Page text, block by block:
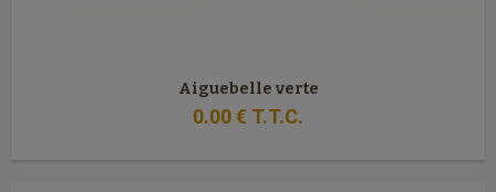
Aiguebelle verte
0.00€ T.T.C.